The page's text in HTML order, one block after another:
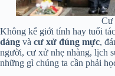
Cư
Không kể giới tính hay tuổi
dáng và cư xử đúng mực,
người, cư xử nhẹ nhàng, lịch
những gì chúng ta cần phải